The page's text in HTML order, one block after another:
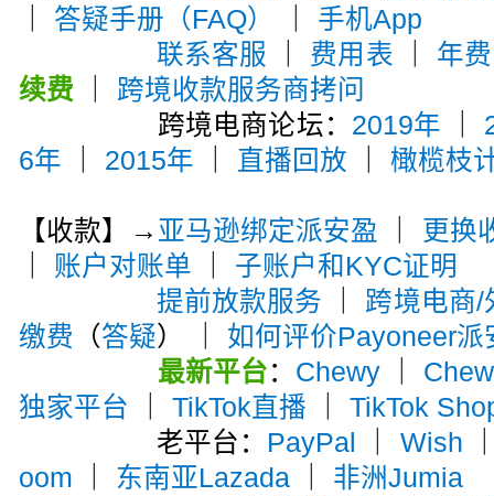
答疑手册（FAQ）
手机App
联系客服
费用表 年费
续费
跨境收款服务商拷问
跨境电商论坛： 2019年
6年
2015年 直播回放 ｜橄榄枝
【收款】→ 亚马逊绑定派安盈
更换
账户对账单
子账户和KYC证明
提前放款服务
跨境电商/
缴费 （答疑） ｜ 如何评价Payoneer派
最新平台： Chewy｜
独家平台 ｜TikTok直播 ｜TikTok
老平台： PayPal Wish
oom
东南亚Lazada
非洲Jumia